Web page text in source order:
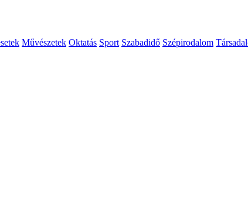
Művészetek Oktatás Sport Szabadidő Szépirodalom